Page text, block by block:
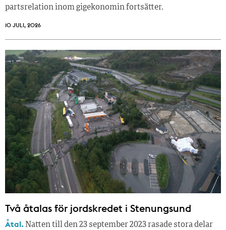
partsrelation inom gigekonomin fortsätter.
10 JULI, 2026
Två åtalas för jordskredet i Stenungsund
Åtal. Natten till den 23 september 2023 rasade stora delar